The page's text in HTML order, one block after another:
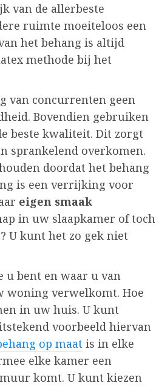
van de allerbeste
ruimte moeiteloos een
het behang is altijd
methode bij het
van concurrenten geen
Bovendien gebruiken
beste kwaliteit. Dit zorgt
sprankelend overkomen.
doordat het behang
is een verrijking voor
eigen smaak
in uw slaapkamer of toch
U kunt het zo gek niet
u bent en waar u van
woning verwelkomt. Hoe
in uw huis. U kunt
voorbeeld hiervan
op maat is in elke
elke kamer een
komt. U kunt kiezen